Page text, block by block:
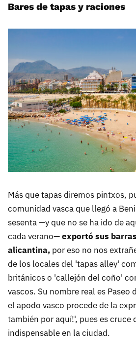
Bares de tapas y raciones
Más que tapas diremos pintxos,
comunidad vasca que llegó a
sesenta —y que no se ha ido de
cada verano—exportó sus
alicantina, por eso no nos
de los locales del 'tapas alley'
británicos o 'callejón del coño'
vascos. Su nombre real es Paseo
el apodo vasco procede de la
también por aquí!', pues es cruce
indispensable en la ciudad.